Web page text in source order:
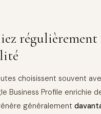
régulièrement
choisissent souvent
Business Profile enrichie
généralement